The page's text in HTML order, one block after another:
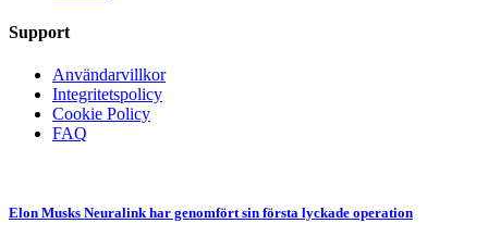
Support
Användarvillkor
Integritetspolicy
Cookie Policy
FAQ
Elon Musks Neuralink har genomfört sin första lyckade operation